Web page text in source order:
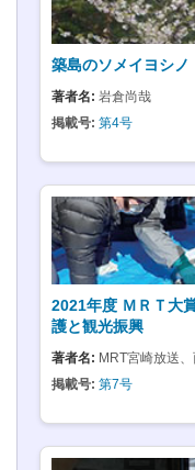
築島のソメイヨシノ
著者名: 岩倉尚哉
掲載号: 第4号
2021年度 ＭＲＴ大
護と観光振興
著者名: MRT宮崎放送
掲載号: 第7号